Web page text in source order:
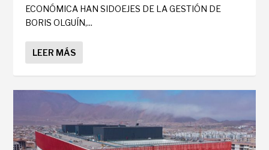
ECONÓMICA HAN SIDOEJES DE LA GESTIÓN DE
BORIS OLGUÍN,...
LEER MÁS